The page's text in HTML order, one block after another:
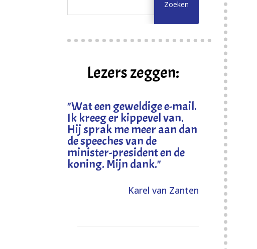
Lezers zeggen:
"Wat een geweldige e-mail.
Ik kreeg er kippevel van.
Hij sprak me meer aan dan
de speeches van de
minister-president en de
koning. Mijn dank."
Karel van Zanten